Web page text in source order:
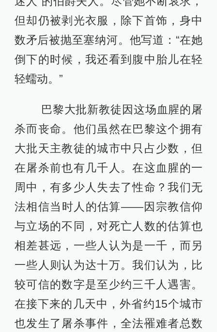
但却仍被剥光衣服，除下首饰，身中
数矛后被抛至塞纳河。他写道：“在她
倒下的时候，我还看到腹中胎儿在轻
轻蠕动。”
巴黎大批新教徒因这场血腥的屠
杀而丧命。他们虽然在巴黎这个拥有
大批天主教徒的城市中只占少数，但
在屠杀前也有几千人。在这血腥的一
周中，有多少人失去了性命？我们无
法相信当时人的估算——因宗教信仰
与立场的不同，对死亡人数的估算也
相差甚远，一些人认为是一千，而另
一些人则认为达十万。我们认为，比
较可信的数字是至少约三千人遇害。
在接下来的几天中，外省约15个城市
也发生了屠杀事件，全法罹难者总数